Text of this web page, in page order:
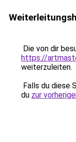
Die von dir
https://
weiterzuleiten.
Falls du diese
du zur